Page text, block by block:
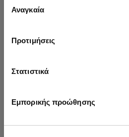
των υπηρεσιών τους.
συγκατάθεσης
Αναγκαία
Προτιμήσεις
Στατιστικά
Εμπορικής προώθησης